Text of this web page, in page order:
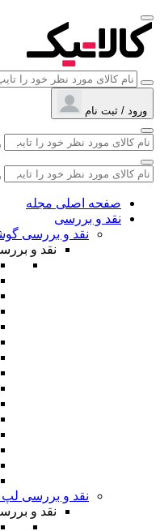
ورود / ثبت نام
صفحه اصلی مجله
نقد و بررسی
نقد و بررسی
نقد و
نقد و بررسی لپ
نقد و